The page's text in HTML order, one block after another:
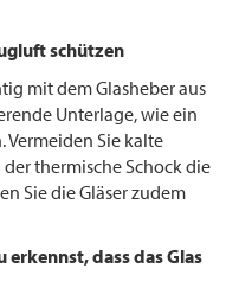
schützen
mit dem Glasheber aus
Unterlage, wie ein
Sie kalte
thermische Schock die
Sie die Gläser zudem
erkennst, dass das Glas